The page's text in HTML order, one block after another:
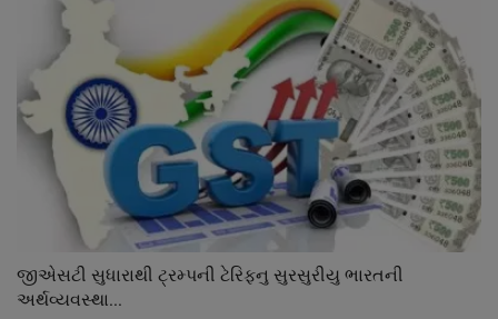
જીએસટી સુધારાથી ટ્રમ્પની ટેરિફનુ સુરસુરીયુ ભારતની
અર્થવ્યવસ્થા...